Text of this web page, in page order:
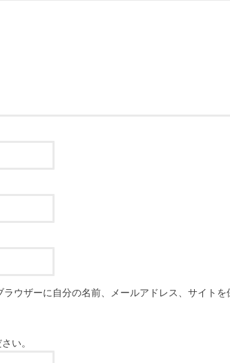
ウザーに自分の名前、メールアドレス、サイトを
い。